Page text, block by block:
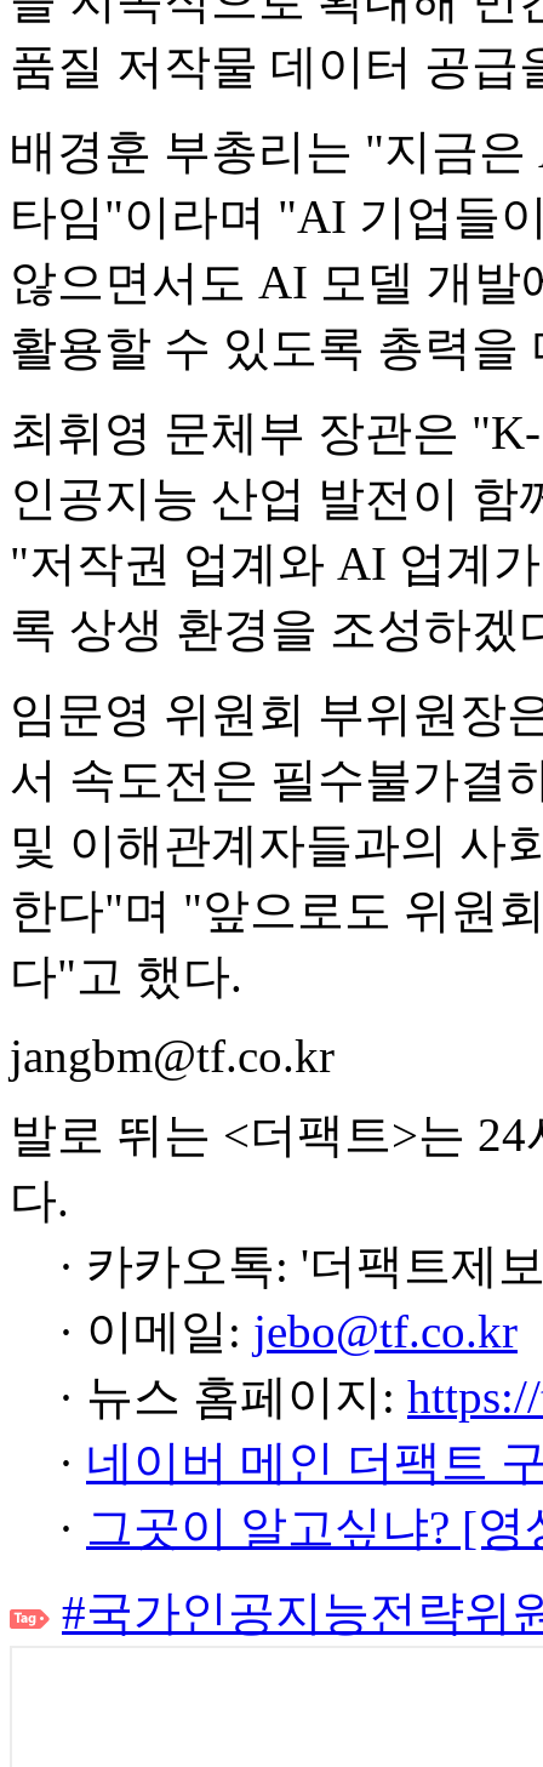
품질 저작물 데이터 공급
배경훈 부총리는 "지금
타임"이라며 "AI 기업들
않으면서도 AI 모델 개발
활용할 수 있도록 총력
최휘영 문체부 장관은
인공지능 산업 발전이
"저작권 업계와 AI 업계
록 상생 환경을 조성하겠
임문영 위원회 부위원장
서 속도전은 필수불가결
및 이해관계자들과의 사
한다"며 "앞으로도 위원
다"고 했다.
jangbm@tf.co.kr
발로 뛰는 <더팩트>는
다.
· 카카오톡: '더팩트제
· 이메일: jebo@tf.co.kr
· 뉴스 홈페이지:
· 네이버 메인 더팩트
· 그곳이 알고싶냐? [
#국가인공지능전략위